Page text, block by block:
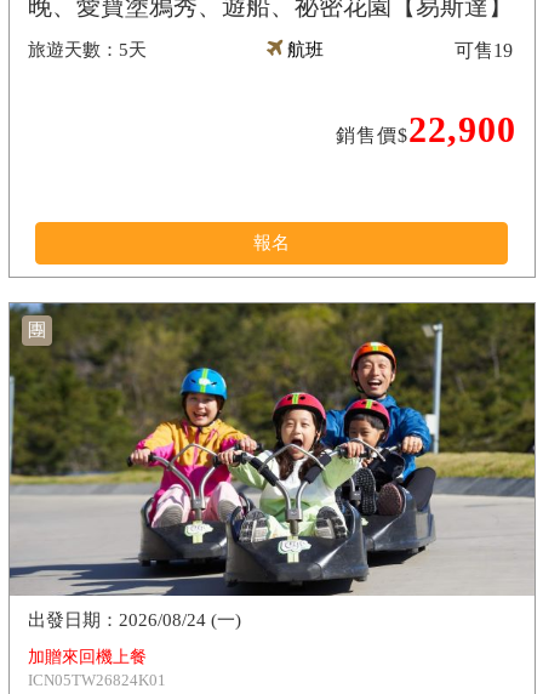
晚、愛寶塗鴉秀、遊船、祕密花園【易斯達】
5天 航班
銷售價$22,900
可售19
報名
團
加贈來回機上餐
ICN05TW26824K01
2026/08/24 (一)